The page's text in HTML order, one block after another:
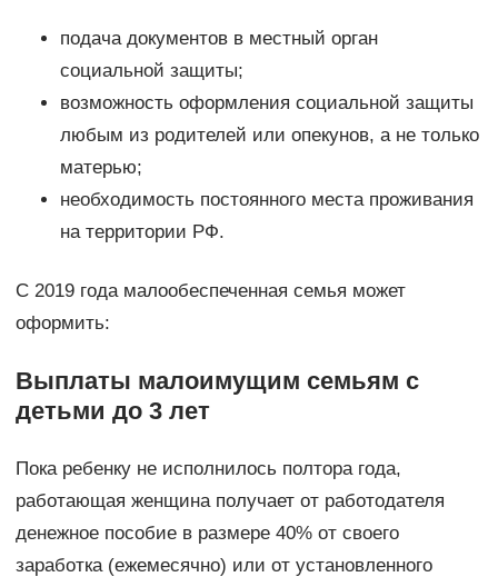
подача документов в местный орган
социальной защиты;
возможность оформления социальной защиты
любым из родителей или опекунов, а не только
матерью;
необходимость постоянного места проживания
на территории РФ.
С 2019 года малообеспеченная семья может
оформить:
Выплаты малоимущим семьям с
детьми до 3 лет
Пока ребенку не исполнилось полтора года,
работающая женщина получает от работодателя
денежное пособие в размере 40% от своего
заработка (ежемесячно) или от установленного